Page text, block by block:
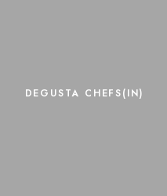
DEGUSTA CHEFS(IN)